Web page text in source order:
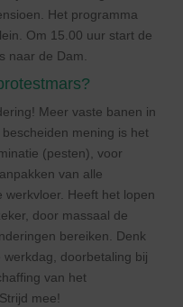
Het programma
Om 15.00 uur start de
naar de Dam.
Meer vaste banen in
mening is het
(pesten), voor
van alle
Heeft het lopen
door massaal de
bereiken. Denk
doorbetaling bij
van het
mee!